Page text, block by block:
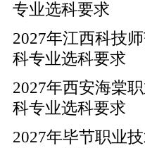
专业选科要求
2027年江西科技
科专业选科要求
2027年西安海棠
科专业选科要求
2027年毕节职业